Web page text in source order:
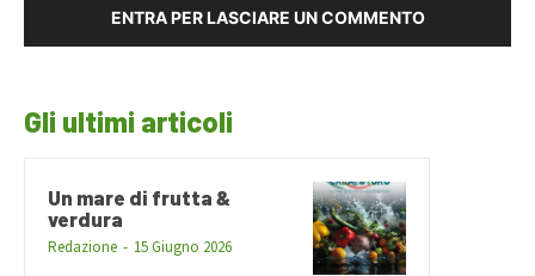
ENTRA PER LASCIARE UN COMMENTO
Gli ultimi articoli
Un mare di frutta &
verdura
Redazione - 15 Giugno 2026